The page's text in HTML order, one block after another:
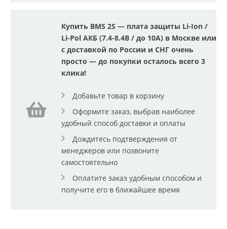
Купить BMS 2S — плата защиты Li-Ion /
Li-Pol АКБ (7.4-8.4В / до 10A) в Москве или
с доставкой по России и СНГ очень
просто — до покупки осталось всего 3
клика!
Добавьте товар в корзину
Оформите заказ, выбрав наиболее
удобный способ доставки и оплаты
Дождитесь подтверждения от
менеджеров или позвоните
самостоятельно
Оплатите заказ удобным способом и
получите его в ближайшее время